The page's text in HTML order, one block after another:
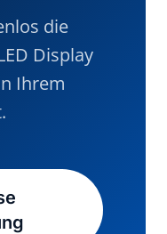
die
Display
Ihrem